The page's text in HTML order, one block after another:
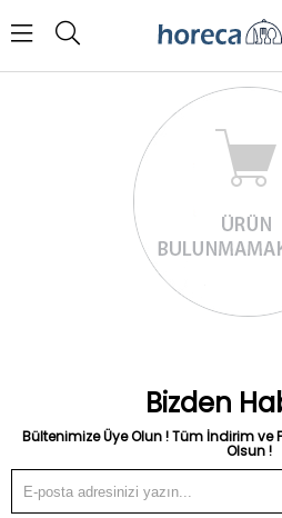
Bizden
Bültenimize Üye Olun ! Tüm İndirim ve
Olsun !